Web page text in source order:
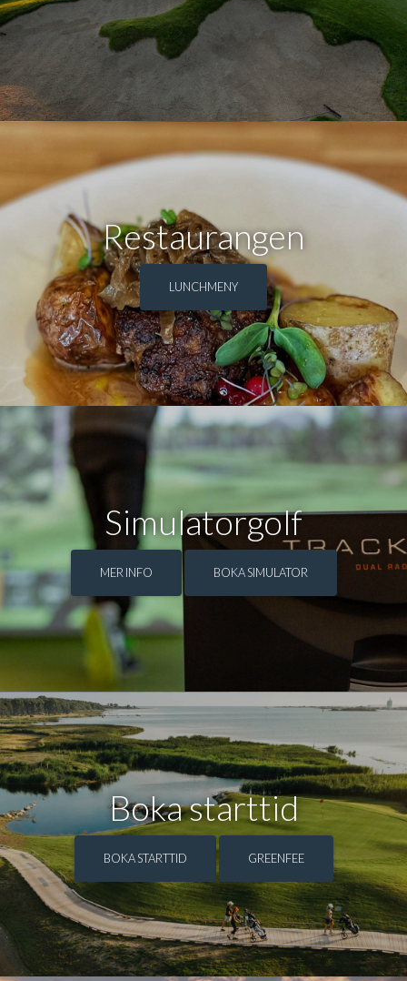
Restaurangen
LUNCHMENY
Simulatorgolf
MER INFO BOKA SIMULATOR
Boka starttid
BOKA STARTTID GREENFEE